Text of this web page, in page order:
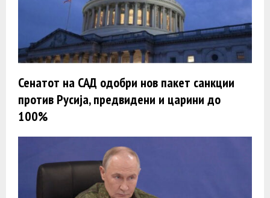
Сенатот на САД одобри нов пакет санкции
против Русија, предвидени и царини до
100%